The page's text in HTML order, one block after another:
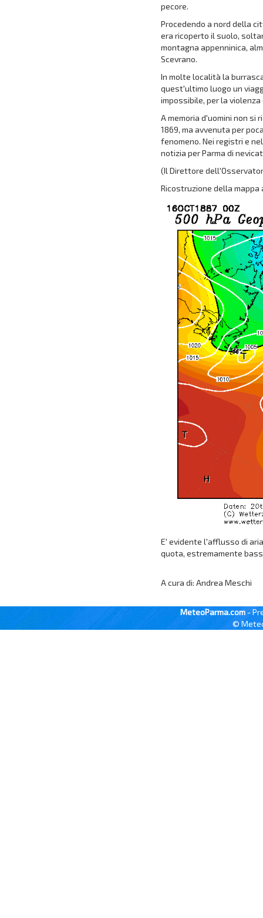
pecore.
Procedendo a nord della
era ricoperto il suolo,
montagna appenninica,
Scevrano.
In molte località la
quest'ultimo luogo un
impossibile, per la
A memoria d'uomini non
1869, ma avvenuta per
fenomeno. Nei registri e
notizia per Parma di
(Il Direttore
Ricostruzione della mappa
E' evidente l'afflusso di
quota, estremamente
A cura di: Andrea Meschi
MeteoParma.com -
©